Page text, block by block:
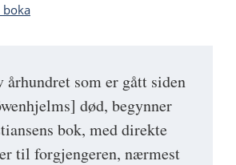
århundret som er gått siden
død, begynner
bok, med direkte
til forgjengeren, nærmest
boka